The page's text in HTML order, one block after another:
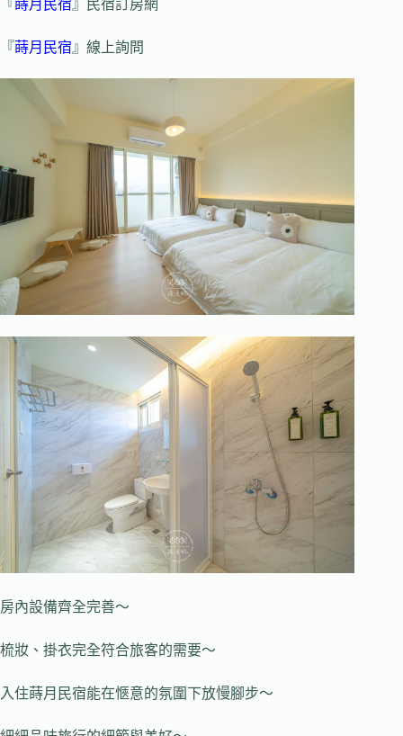
『蒔月民宿 』民宿訂房網
『蒔月民宿 』線上詢問
房內設備齊全完善～
梳妝、掛衣完全符合旅客的需要～
入住蒔月民宿能在愜意的氛圍下放慢腳步～